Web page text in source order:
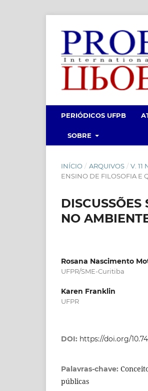
PERIÓDICOS UFPB
SOBRE
INÍCIO / ARQUIVOS / V. 11
ENSINO DE FILOSOFIA E
NO
Rosana Nascimento
UFPR/SME-Curitiba
Karen Franklin
UFPR
DOI: https://doi.org/
Palavras-chave:
públicas